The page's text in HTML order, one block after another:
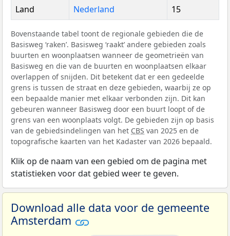
Land Nederland 15
Bovenstaande tabel toont de regionale gebieden die de
Basisweg ‘raken’. Basisweg ‘raakt’ andere gebieden zoals
buurten en woonplaatsen wanneer de geometrieën van
Basisweg en die van de buurten en woonplaatsen elkaar
overlappen of snijden. Dit betekent dat er een gedeelde
grens is tussen de straat en deze gebieden, waarbij ze op
een bepaalde manier met elkaar verbonden zijn. Dit kan
gebeuren wanneer Basisweg door een buurt loopt of de
grens van een woonplaats volgt. De gebieden zijn op basis
van de gebiedsindelingen van het CBS van 2025 en de
topografische kaarten van het Kadaster van 2026 bepaald.
Klik op de naam van een gebied om de pagina met
statistieken voor dat gebied weer te geven.
Download alle data voor de gemeente
Amsterdam